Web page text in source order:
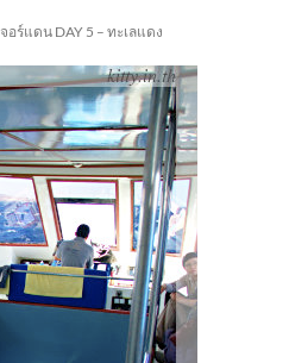
จอร์แดน DAY 5 – ทะเลแดง